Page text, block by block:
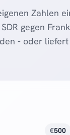
Zahlen
gegen
- oder
€500